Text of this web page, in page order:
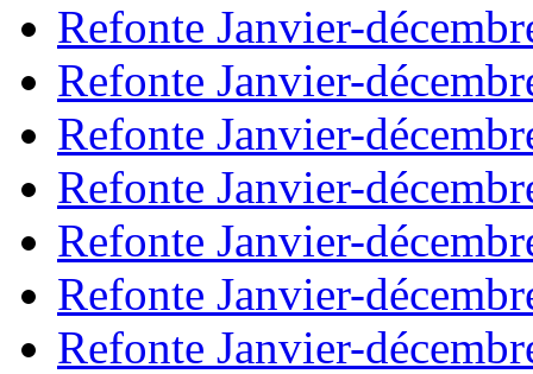
Refonte Janvier-
Refonte Janvier-
Refonte Janvier-
Refonte Janvier-
Refonte Janvier-
Refonte Janvier-
Refonte Janvier-